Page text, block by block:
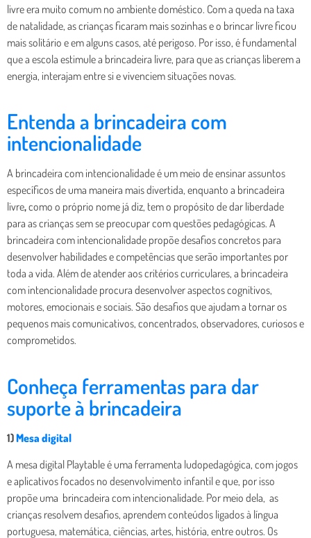
livre era muito comum no ambiente doméstico. Com a queda na taxa
de natalidade, as crianças ficaram mais sozinhas e o brincar livre ficou
mais solitário e em alguns casos, até perigoso. Por isso, é fundamental
que a escola estimule a brincadeira livre, para que as crianças liberem a
energia, interajam entre si e vivenciem situações novas.
Entenda a brincadeira com
intencionalidade
A brincadeira com intencionalidade é um meio de ensinar assuntos
específicos de uma maneira mais divertida, enquanto a brincadeira
livre,como o próprio nome já diz, tem o propósito de dar liberdade
para as crianças sem se preocupar com questões pedagógicas. A
brincadeira com intencionalidade propõe desafios concretos para
desenvolver habilidades e competências que serão importantes por
toda a vida. Além de atender aos critérios curriculares, a brincadeira
com intencionalidade procura desenvolver aspectos cognitivos,
motores, emocionais e sociais. São desafios que ajudam a tornar os
pequenos mais comunicativos, concentrados, observadores, curiosos e
comprometidos.
Conheça ferramentas para dar
suporte à brincadeira
1)Mesa digital
A mesa digital Playtable é uma ferramenta ludopedagógica, com jogos
e aplicativos focados no desenvolvimento infantil e que, por isso
propõe uma brincadeira com intencionalidade. Por meio dela, as
crianças resolvem desafios, aprendem conteúdos ligados à língua
portuguesa, matemática, ciências, artes, história, entre outros. Os